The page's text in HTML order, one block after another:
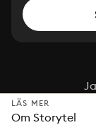
LÄS MER
Om Storytel